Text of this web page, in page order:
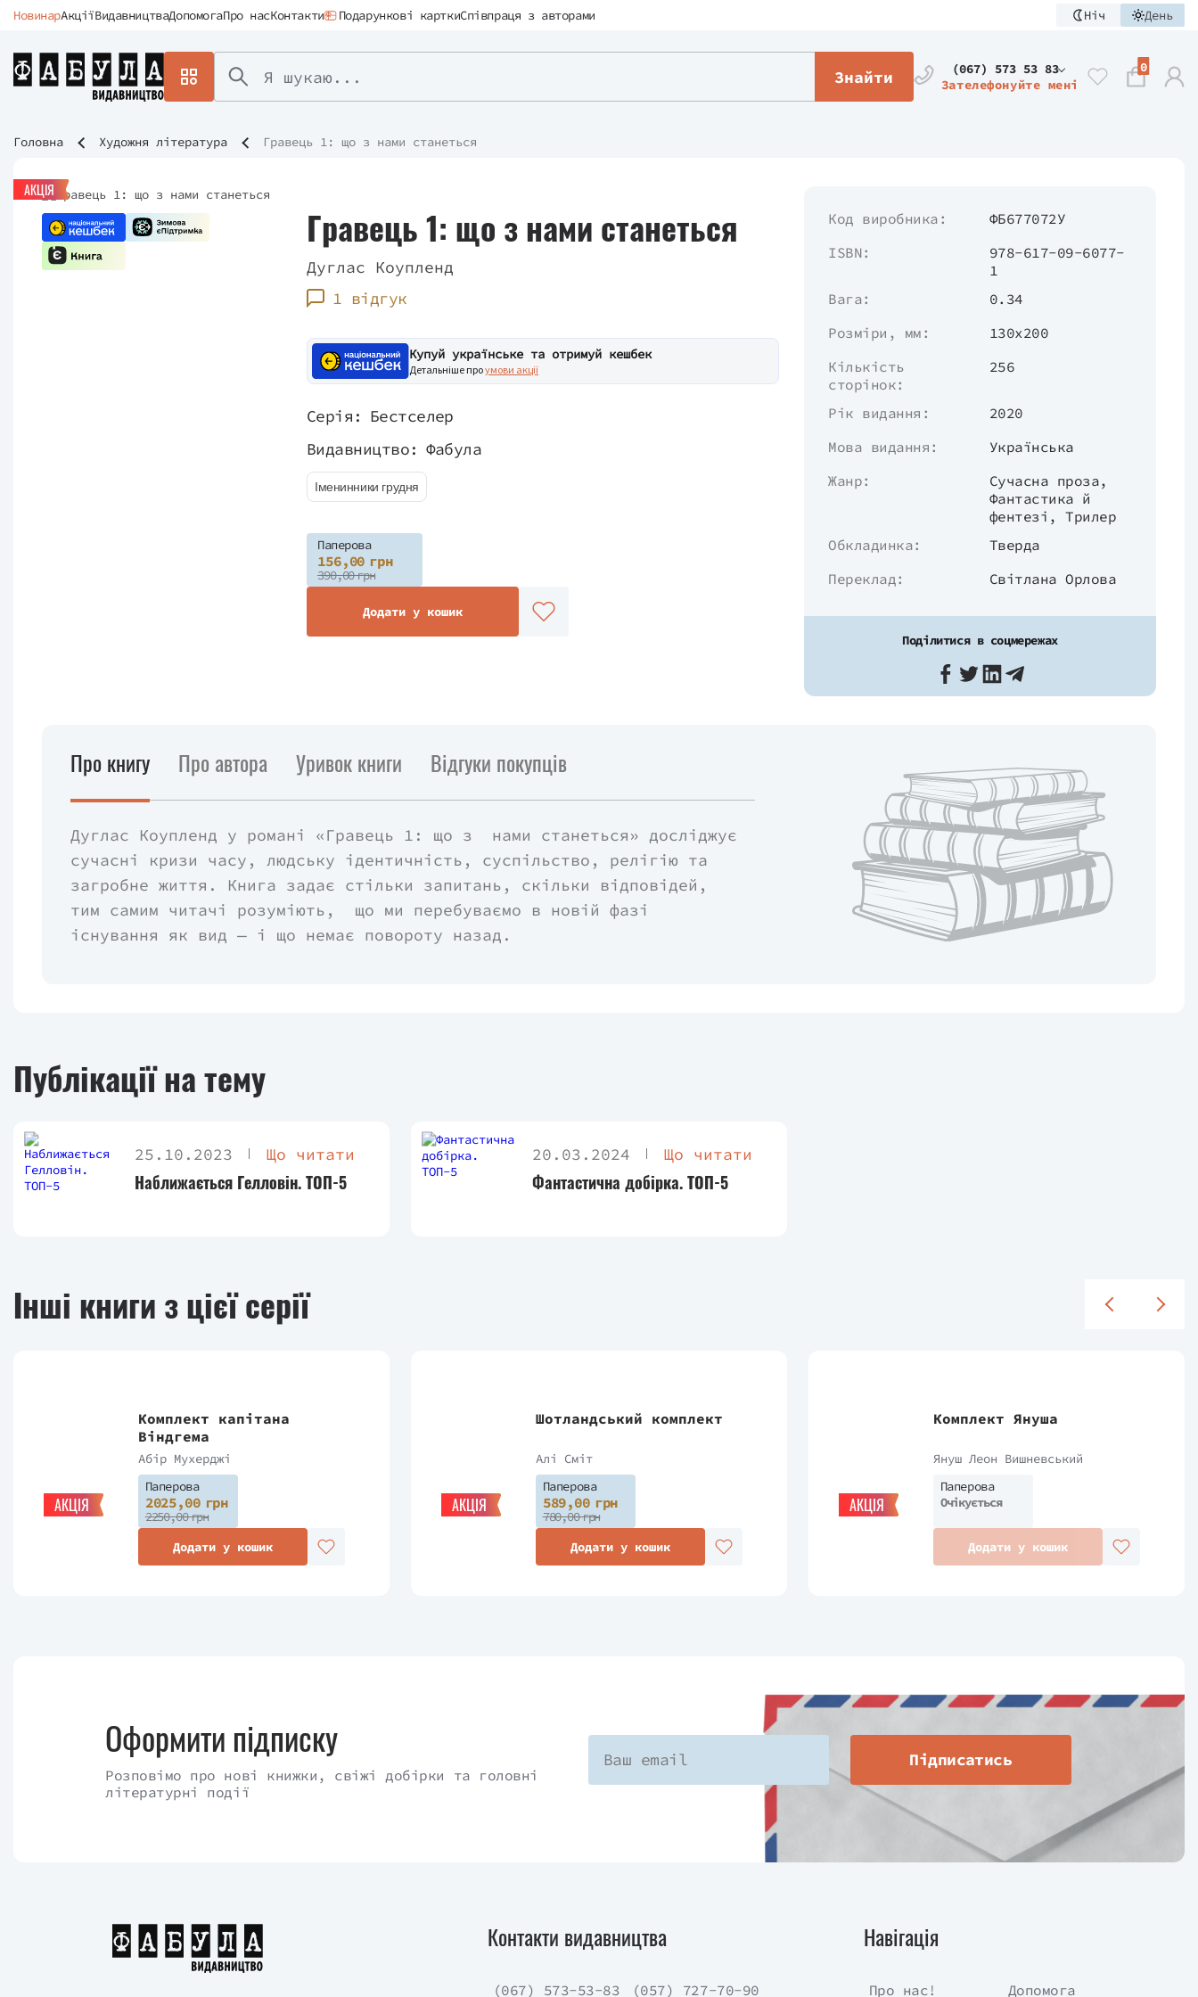
НовинарАкціїВидавництваДопомогаПро насКонтакти Подарункові карткиСпівпраця з авторами Ніч День
Знайти
(067) 573 53 83
Зателефонуйте мені
0
Головна Художня література Гравець 1: що з нами станеться
АКЦІЯ
Гравець 1: що з нами станеться
Дуглас Коупленд
1 відгук
Купуй українське та отримуй кешбек
Детальніше проумови акції
Серія: Бестселер
Видавництво: Фабула
Іменинники грудня
Паперова
156,00 грн
390,00 грн
Додати у кошик
Код виробника:
ФБ677072У
ISBN:
978-617-09-6077-
1
Вага:
0.34
Розміри, мм:
130x200
Кількість
сторінок:
256
Рік видання:
2020
Мова видання:
Українська
Жанр:
Сучасна проза,
Фантастика й
фентезі ,Трилер
Обкладинка:
Тверда
Переклад:
Світлана Орлова
Поділитися в соцмережах
Про книгу Про автора Уривок книги Відгуки покупців
Дуглас Коупленд у романі «Гравець 1: що з нами станеться» досліджує
сучасні кризи часу, людську ідентичність, суспільство, релігію та
загробне життя. Книга задає стільки запитань, скільки відповідей,
тим самим читачі розуміють, що ми перебуваємо в новій фазі
існування як вид — і що немає повороту назад.
Публікації на тему
25.10.2023 Що читати
Наближається Гелловін. ТОП-5
20.03.2024 Що читати
Фантастична добірка. ТОП-5
Інші книги з цієї серії
АКЦІЯ
Комплект капітана
Віндгема
Абір Мухерджі
Паперова
2025,00 грн
2250,00 грн
Додати у кошик
АКЦІЯ
Шотландський комплект
Алі Сміт
Паперова
589,00 грн
780,00 грн
Додати у кошик
АКЦІЯ
Комплект Януша
Януш Леон Вишневський
Паперова
Очікується
Додати у кошик
Оформити підписку
Розповімо про нові книжки, свіжі добірки та головні
літературні події
Підписатись
Контакти видавництва
(067) 573-53-83 (057) 727-70-90
Навігація
Про нас! Допомога